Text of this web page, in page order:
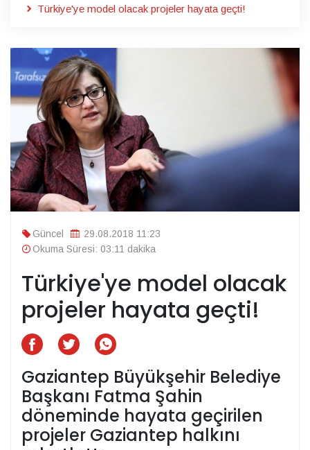
Türkiye'ye model olacak projeler hayata geçti!
Güncel
29.08.2018 11:23
Okuma Süresi: 03:11 dakika
Türkiye'ye model olacak
projeler hayata geçti!
Gaziantep Büyükşehir Belediye
Başkanı Fatma Şahin
döneminde hayata geçirilen
projeler Gaziantep halkını